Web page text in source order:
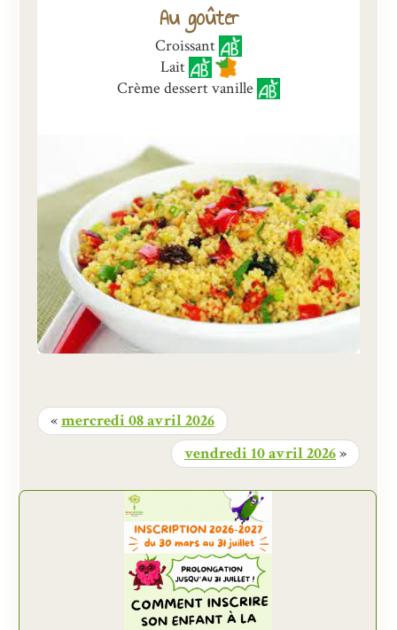
Au goûter
Croissant
Lait
Crème dessert vanille
«mercredi 08 avril 2026
vendredi 10 avril 2026»